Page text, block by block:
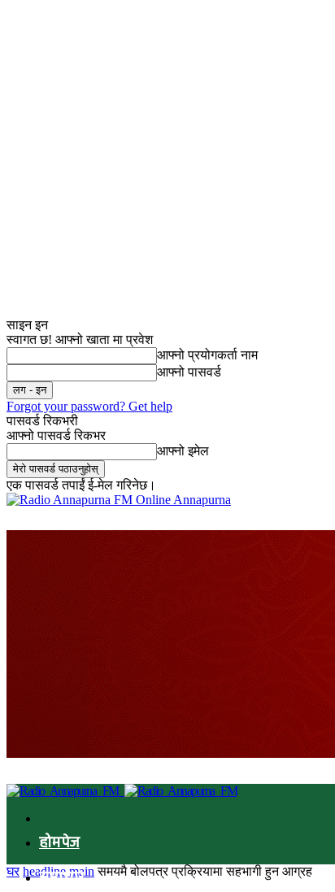
साइन इन
स्वागत छ! आफ्नो खाता मा प्रवेश
आफ्नो प्रयोगकर्ता नाम
आफ्नो पासवर्ड
Forgot your password? Get help
पासवर्ड रिकभरी
आफ्नो पासवर्ड रिकभर
आफ्नो इमेल
एक पासवर्ड तपाईं ई-मेल गरिनेछ।
Online Annapurna
होमपेज
समाचार
घर headline main समयमै बोलपत्र प्रक्रियामा सहभागी हुन आग्रह